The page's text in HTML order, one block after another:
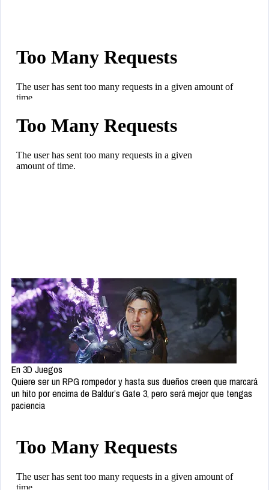
En 3D Juegos
Quiere ser un RPG rompedor y hasta sus dueños creen que marcará
un hito por encima de Baldur’s Gate 3, pero será mejor que tengas
paciencia